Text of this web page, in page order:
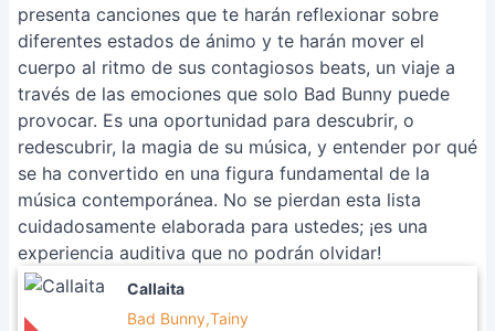
presenta canciones que te harán reflexionar sobre
diferentes estados de ánimo y te harán mover el
cuerpo al ritmo de sus contagiosos beats, un viaje a
través de las emociones que solo Bad Bunny puede
provocar. Es una oportunidad para descubrir, o
redescubrir, la magia de su música, y entender por qué
se ha convertido en una figura fundamental de la
música contemporánea. No se pierdan esta lista
cuidadosamente elaborada para ustedes; ¡es una
experiencia auditiva que no podrán olvidar!
Callaita
Bad Bunny,Tainy